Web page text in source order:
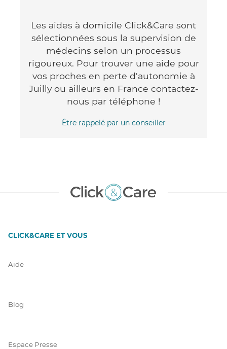
Les aides à domicile Click&Care sont
sélectionnées sous la supervision de
médecins selon un processus
rigoureux. Pour trouver une aide pour
vos proches en perte d'autonomie à
Juilly ou ailleurs en France contactez-
nous par téléphone !
Être rappelé par un conseiller
CLICK&CARE ET VOUS
Aide
Blog
Espace Presse